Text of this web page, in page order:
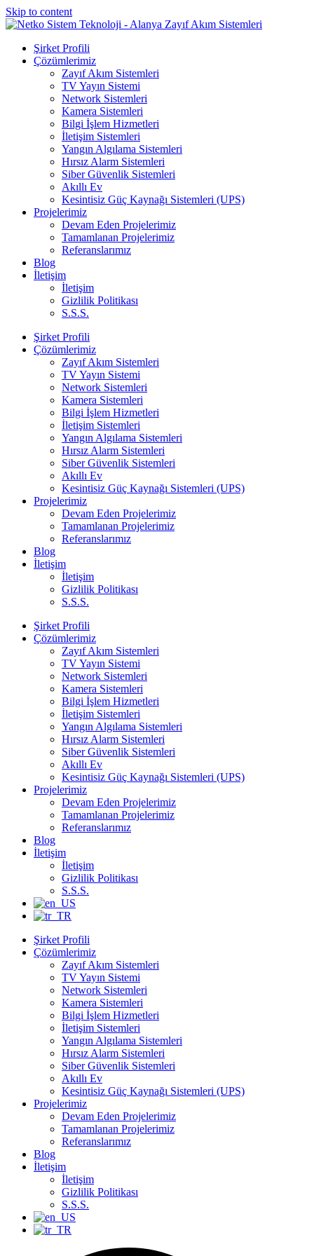
Skip to content
Şirket Profili
Çözümlerimiz
Zayıf Akım Sistemleri
TV Yayın Sistemi
Network Sistemleri
Kamera Sistemleri
Bilgi İşlem Hizmetleri
İletişim Sistemleri
Yangın Algılama Sistemleri
Hırsız Alarm Sistemleri
Siber Güvenlik Sistemleri
Akıllı Ev
Kesintisiz Güç Kaynağı Sistemleri (UPS)
Projelerimiz
Devam Eden Projelerimiz
Tamamlanan Projelerimiz
Referanslarımız
Blog
İletişim
İletişim
Gizlilik Politikası
S.S.S.
Şirket Profili
Çözümlerimiz
Zayıf Akım Sistemleri
TV Yayın Sistemi
Network Sistemleri
Kamera Sistemleri
Bilgi İşlem Hizmetleri
İletişim Sistemleri
Yangın Algılama Sistemleri
Hırsız Alarm Sistemleri
Siber Güvenlik Sistemleri
Akıllı Ev
Kesintisiz Güç Kaynağı Sistemleri (UPS)
Projelerimiz
Devam Eden Projelerimiz
Tamamlanan Projelerimiz
Referanslarımız
Blog
İletişim
İletişim
Gizlilik Politikası
S.S.S.
Şirket Profili
Çözümlerimiz
Zayıf Akım Sistemleri
TV Yayın Sistemi
Network Sistemleri
Kamera Sistemleri
Bilgi İşlem Hizmetleri
İletişim Sistemleri
Yangın Algılama Sistemleri
Hırsız Alarm Sistemleri
Siber Güvenlik Sistemleri
Akıllı Ev
Kesintisiz Güç Kaynağı Sistemleri (UPS)
Projelerimiz
Devam Eden Projelerimiz
Tamamlanan Projelerimiz
Referanslarımız
Blog
İletişim
İletişim
Gizlilik Politikası
S.S.S.
Şirket Profili
Çözümlerimiz
Zayıf Akım Sistemleri
TV Yayın Sistemi
Network Sistemleri
Kamera Sistemleri
Bilgi İşlem Hizmetleri
İletişim Sistemleri
Yangın Algılama Sistemleri
Hırsız Alarm Sistemleri
Siber Güvenlik Sistemleri
Akıllı Ev
Kesintisiz Güç Kaynağı Sistemleri (UPS)
Projelerimiz
Devam Eden Projelerimiz
Tamamlanan Projelerimiz
Referanslarımız
Blog
İletişim
İletişim
Gizlilik Politikası
S.S.S.